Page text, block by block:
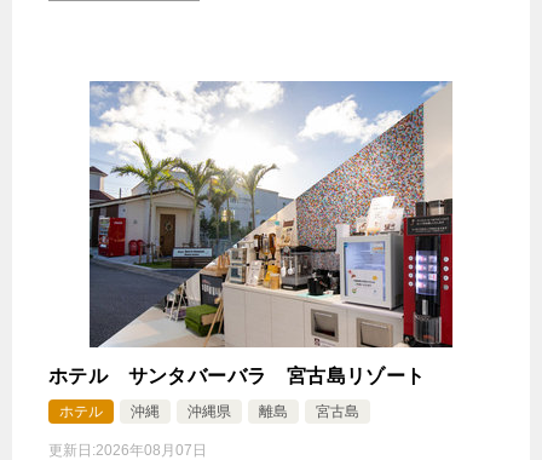
ホテル サンタバーバラ 宮古島リゾート
ホテル 沖縄 沖縄県 離島 宮古島
更新日:2026年08月07日